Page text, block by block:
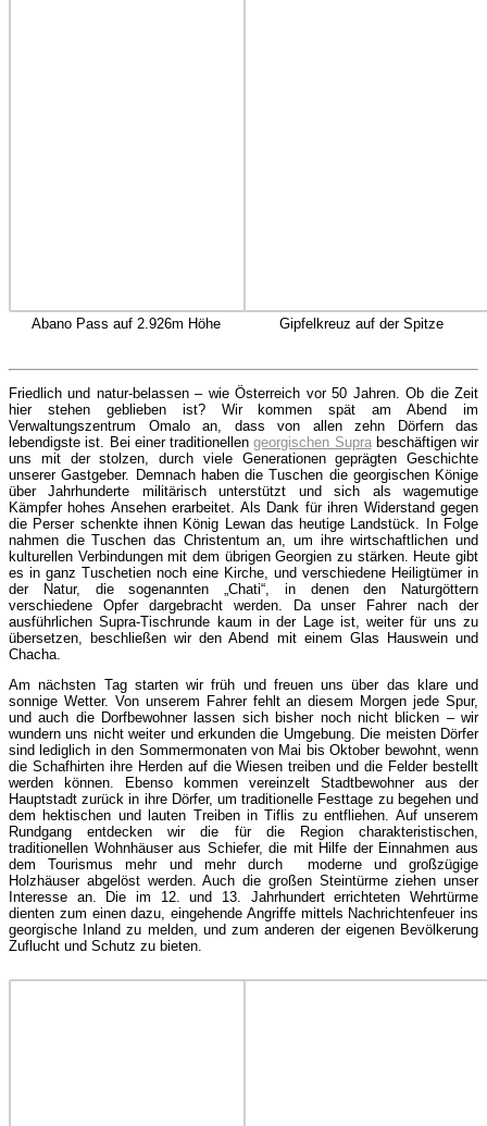
Abano Pass auf 2.926m Höhe Gipfelkreuz auf der Spitze
Friedlich und natur-belassen – wie Österreich vor 50 Jahren. Ob die Zeit
hier stehen geblieben ist? Wir kommen spät am Abend im
Verwaltungszentrum Omalo an, dass von allen zehn Dörfern das
lebendigste ist. Bei einer traditionellengeorgischen Suprabeschäftigen wir
uns mit der stolzen, durch viele Generationen geprägten Geschichte
unserer Gastgeber. Demnach haben die Tuschen die georgischen Könige
über Jahrhunderte militärisch unterstützt und sich als wagemutige
Kämpfer hohes Ansehen erarbeitet. Als Dank für ihren Widerstand gegen
die Perser schenkte ihnen König Lewan das heutige Landstück. In Folge
nahmen die Tuschen das Christentum an, um ihre wirtschaftlichen und
kulturellen Verbindungen mit dem übrigen Georgien zu stärken. Heute gibt
es in ganz Tuschetien noch eine Kirche, und verschiedene Heiligtümer in
der Natur, die sogenannten „Chati“, in denen den Naturgöttern
verschiedene Opfer dargebracht werden. Da unser Fahrer nach der
ausführlichen Supra-Tischrunde kaum in der Lage ist, weiter für uns zu
übersetzen, beschließen wir den Abend mit einem Glas Hauswein und
Chacha.
Am nächsten Tag starten wir früh und freuen uns über das klare und
sonnige Wetter. Von unserem Fahrer fehlt an diesem Morgen jede Spur,
und auch die Dorfbewohner lassen sich bisher noch nicht blicken – wir
wundern uns nicht weiter und erkunden die Umgebung. Die meisten Dörfer
sind lediglich in den Sommermonaten von Mai bis Oktober bewohnt, wenn
die Schafhirten ihre Herden auf die Wiesen treiben und die Felder bestellt
werden können. Ebenso kommen vereinzelt Stadtbewohner aus der
Hauptstadt zurück in ihre Dörfer, um traditionelle Festtage zu begehen und
dem hektischen und lauten Treiben in Tiflis zu entfliehen. Auf unserem
Rundgang entdecken wir die für die Region charakteristischen,
traditionellen Wohnhäuser aus Schiefer, die mit Hilfe der Einnahmen aus
dem Tourismus mehr und mehr durch moderne und großzügige
Holzhäuser abgelöst werden. Auch die großen Steintürme ziehen unser
Interesse an. Die im 12. und 13. Jahrhundert errichteten Wehrtürme
dienten zum einen dazu, eingehende Angriffe mittels Nachrichtenfeuer ins
georgische Inland zu melden, und zum anderen der eigenen Bevölkerung
Zuflucht und Schutz zu bieten.